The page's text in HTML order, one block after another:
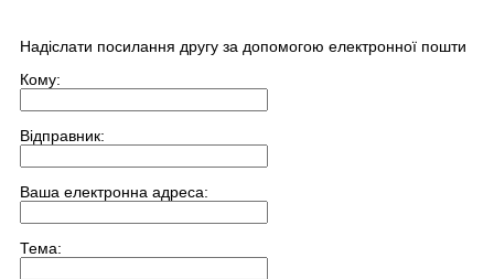
Надіслати посилання другу за допомогою електронної пошти
Кому:
Відправник:
Ваша електронна адреса:
Тема: